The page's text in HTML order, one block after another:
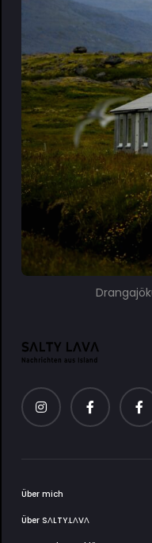
Über mich
Über SΛLTY.LΛVΛ